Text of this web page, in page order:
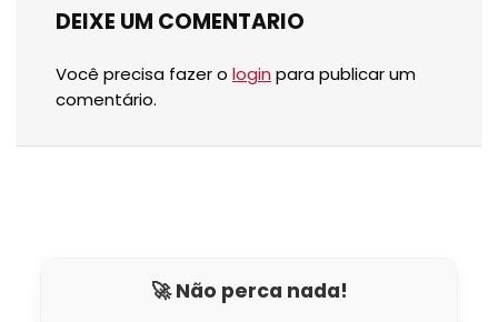
DEIXE UM COMENTARIO
Você precisa fazer o login para publicar um
comentário.
🚀 Não perca nada!